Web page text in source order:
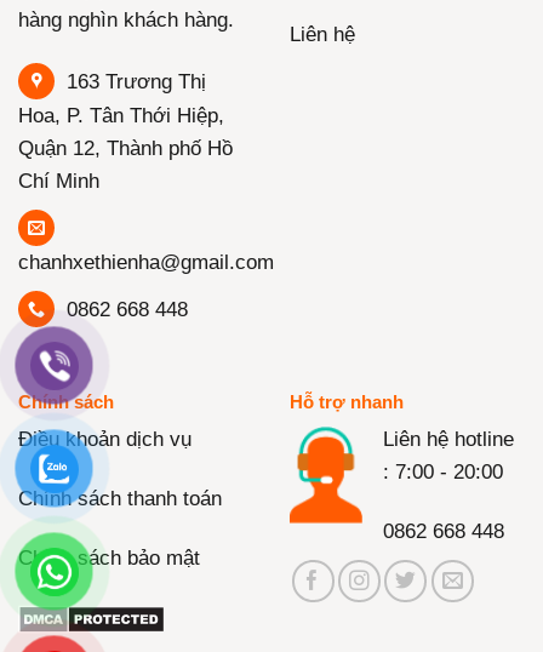
hàng nghìn khách hàng.
163 Trương Thị
Hoa, P. Tân Thới Hiệp,
Quận 12, Thành phố Hồ
Chí Minh
chanhxethienha@gmail.com
0862 668 448
Liên hệ
Chính sách
Điều khoản dịch vụ
Chính sách thanh toán
Chính sách bảo mật
Hỗ trợ nhanh
Liên hệ hotline
: 7:00 - 20:00
0862 668 448